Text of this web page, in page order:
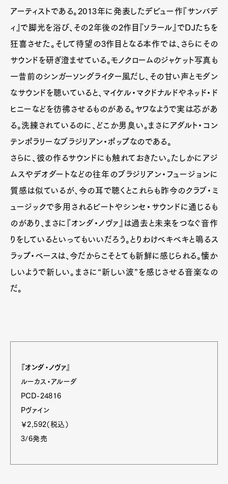
アーティストである。2013年に発表したデビュー作『サンバデ
ィ』で脚光を浴び、その2年後の2作目『ソラール』でDJたちを
狂喜させた。そして待望の3作目となる本作では、さらにその
サウンドを研ぎ澄ませている。モノクロームのジャケット写真も
一昔前のシンガーソングライター風だし、その甘い声とモダン
なサウンドを聴いていると、マイケル・マクドナルドやネッド・ド
ヒニーなどを彷彿させるものがある。ヤワなようで実は芯があ
る。洗練されているのに、どこか男臭い。まさにアダルト・コン
テンポラリーなブラジリアン・ポップなのである。
さらに、彼の作るサウンドにも触れておきたい。たしかにアジ
ムスやデオダートなどの往年のブラジリアン・フュージョンに
質感は似ているが、今の耳で聴くとこれらも昨今のクラブ・ミ
ュージックで多用されるビートやシンセ・サウンドに通じるも
のがあり、まさに『オンダ・ノヴァ』は過去と未来をつなぐ音作
りをしているといってもいいだろう。とりわけベキベキと鳴るス
ラップ・ベースは、今だからこそとても新鮮に感じられる。懐か
しいようで新しい。まさに“新しい波”を感じさせる音楽なの
だ。
『オンダ・ノヴァ』
ルーカス・アルーダ
PCD-24816
Pヴァイン
￥2,592（税込）
3/6発売